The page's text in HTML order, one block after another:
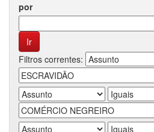
por
Filtros correntes: